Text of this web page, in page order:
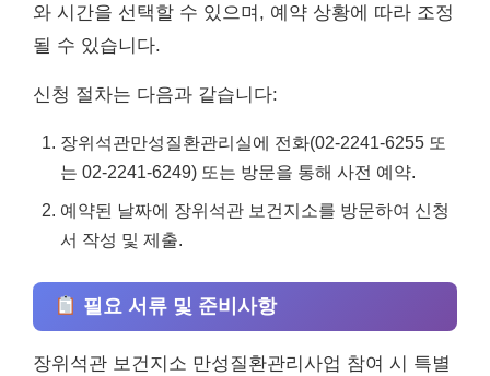
와 시간을 선택할 수 있으며, 예약 상황에 따라 조정
될 수 있습니다.
신청 절차는 다음과 같습니다:
장위석관만성질환관리실에 전화(02-2241-6255 또
는 02-2241-6249) 또는 방문을 통해 사전 예약.
예약된 날짜에 장위석관 보건지소를 방문하여 신청
서 작성 및 제출.
필요 서류 및 준비사항
장위석관 보건지소 만성질환관리사업 참여 시 특별